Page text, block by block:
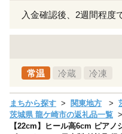
入金確認後、2週間程度
常温 冷蔵 冷凍
まちから探す 関東地方
茨城県 龍ケ崎市の返礼品一覧
【22cm】ヒール高6cm ピア